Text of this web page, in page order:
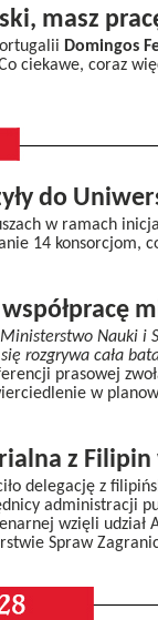
masz
Domingos
ciekawe, coraz
do
w ramach
14 konsorcjom,
Nauki i
rozgrywa cała
prasowej
w
z Filipin
delegację z
administracji
wzięli udział
Spraw